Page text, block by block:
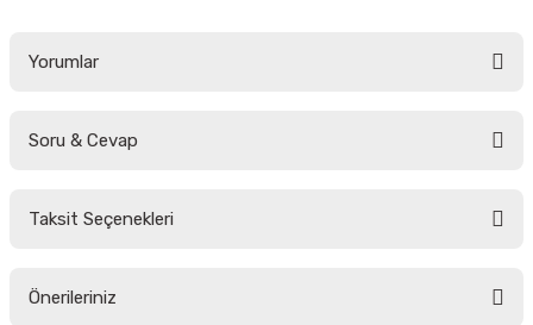
Yorumlar
Soru & Cevap
Taksit Seçenekleri
Önerileriniz